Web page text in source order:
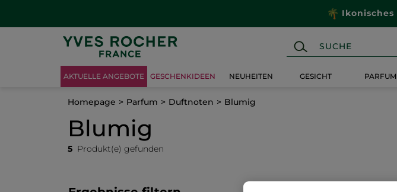
Ikonisches
AKTUELLE ANGEBOTE GESCHENKIDEEN NEUHEITEN GESICHT PARFUM
Homepage Parfum Duftnoten Blumig
Blumig
5 Produkt(e) gefunden